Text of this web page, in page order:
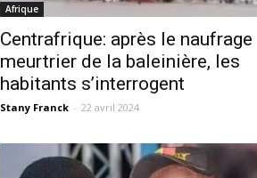
Afrique
Centrafrique: après le naufrage
meurtrier de la baleinière, les
habitants s’interrogent
Stany Franck - 22 avril 2024